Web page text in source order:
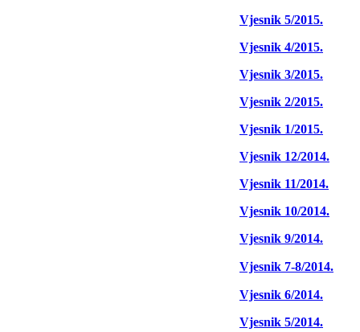
Vjesnik 5/2015.
Vjesnik 4/2015.
Vjesnik 3/2015.
Vjesnik 2/2015.
Vjesnik 1/2015.
Vjesnik 12/2014.
Vjesnik 11/2014.
Vjesnik 10/2014.
Vjesnik 9/2014.
Vjesnik 7-8/2014.
Vjesnik 6/2014.
Vjesnik 5/2014.